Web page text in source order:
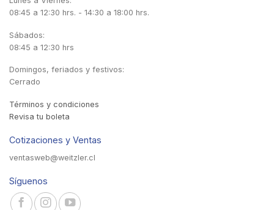
08:45 a 12:30 hrs. - 14:30 a 18:00 hrs.
Sábados:
08:45 a 12:30 hrs
Domingos, feriados y festivos:
Cerrado
Términos y condiciones
Revisa tu boleta
Cotizaciones y Ventas
ventasweb@weitzler.cl
Síguenos